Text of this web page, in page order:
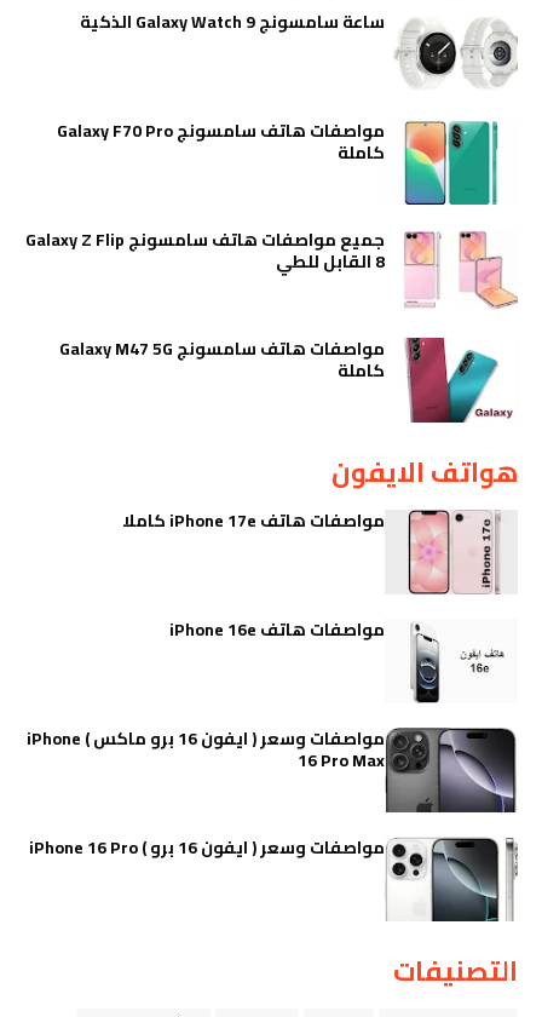
ساعة سامسونج Galaxy Watch 9 الذكية
مواصفات هاتف سامسونج Galaxy F70 Pro
كاملة
جميع مواصفات هاتف سامسونج Galaxy Z Flip
8 القابل للطي
مواصفات هاتف سامسونج Galaxy M47 5G
كاملة
هواتف الايفون
مواصفات هاتف iPhone 17e كاملا
مواصفات هاتف iPhone 16e
مواصفات وسعر ( ايفون 16 برو ماكس ) iPhone
16 Pro Max
مواصفات وسعر ( ايفون 16 برو ) iPhone 16 Pro
التصنيفات